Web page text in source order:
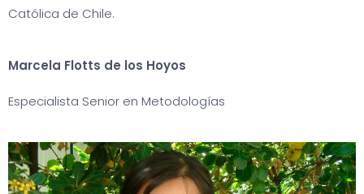
Católica de Chile.
Marcela Flotts de los Hoyos
Especialista Senior en Metodologías